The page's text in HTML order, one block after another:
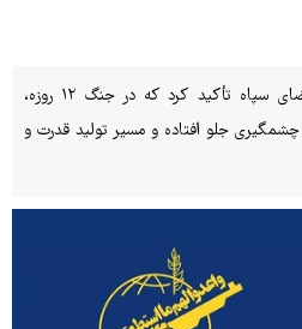
معاون روابط عمومی نیروی هوافضای سپاه تأکید کرد که در جنگ ۱۲ روزه،
چشمگیری جلو افتاده و مسیر تولید قدرت و